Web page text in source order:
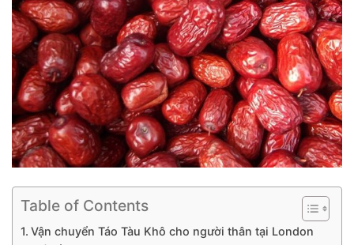
Table of Contents
Vận chuyển Táo Tàu Khô cho người thân tại London